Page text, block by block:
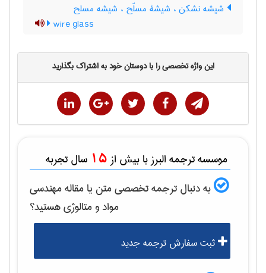
شیشه نشکن ، شیشۀ مسلّح ، شیشه مسلح
wire glass
این واژه تخصصی را با دوستان خود به اشتراک بگذارید
موسسه ترجمه البرز با بیش از 15 سال تجربه
به دنبال ترجمه تخصصی متن یا مقالهمهندسی
مواد و متالوژیهستید؟
ثبت سفارش ترجمه جدید